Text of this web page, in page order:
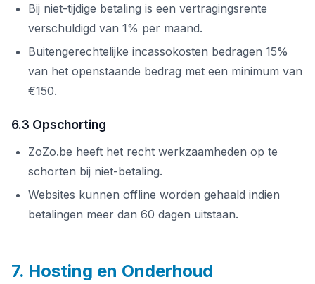
Bij niet-tijdige betaling is een vertragingsrente
verschuldigd van 1% per maand.
Buitengerechtelijke incassokosten bedragen 15%
van het openstaande bedrag met een minimum van
€150.
6.3 Opschorting
ZoZo.be heeft het recht werkzaamheden op te
schorten bij niet-betaling.
Websites kunnen offline worden gehaald indien
betalingen meer dan 60 dagen uitstaan.
7. Hosting en Onderhoud